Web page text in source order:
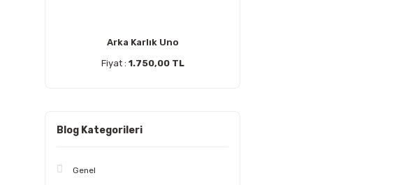
Arka Karlık Uno
Fiyat : 1.750,00 TL
Blog Kategorileri
Genel